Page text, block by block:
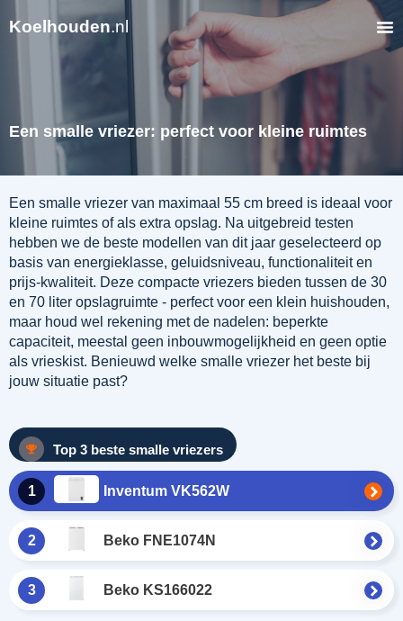
Koelhouden.nl
Een smalle vriezer: perfect voor kleine ruimtes
Een smalle vriezer van maximaal 55 cm breed is ideaal voor
kleine ruimtes of als extra opslag. Na uitgebreid testen
hebben we de beste modellen van dit jaar geselecteerd op
basis van energieklasse, geluidsniveau, functionaliteit en
prijs-kwaliteit. Deze compacte vriezers bieden tussen de 30
en 70 liter opslagruimte - perfect voor een klein huishouden,
maar houd wel rekening met de nadelen: beperkte
capaciteit, meestal geen inbouwmogelijkheid en geen optie
als vrieskist. Benieuwd welke smalle vriezer het beste bij
jouw situatie past?
Top 3 beste smalle vriezers
1 Inventum VK562W
2 Beko FNE1074N
3 Beko KS166022